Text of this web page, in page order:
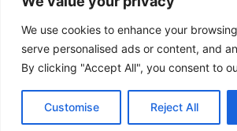
We use cookies to enhance your
serve personalised ads or content, and
By clicking "Accept All", you consent to
Customise Reject All
Extra
Foto
Moda
TV
Horoskop